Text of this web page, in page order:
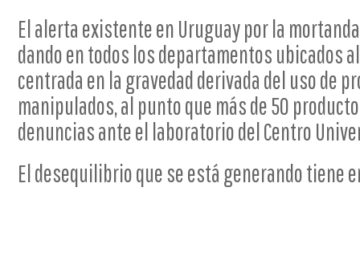
El alerta existente en Uruguay por la
dando en todos los departamentos ubicados
centrada en la gravedad derivada del uso de
manipulados, al punto que más de 50
denuncias ante el laboratorio del Centro
El desequilibrio que se está generando tiene